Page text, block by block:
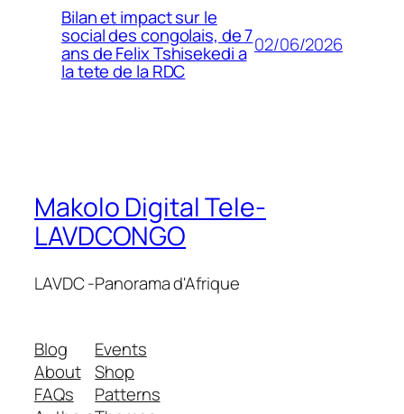
Bilan et impact sur le
social des congolais, de 7
ans de Felix Tshisekedi a
la tete de la RDC
02/06/2026
Makolo Digital Tele-
LAVDCONGO
LAVDC -Panorama d'Afrique
Blog
About
FAQs
Events
Shop
Patterns